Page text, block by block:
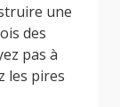
une
des
pas à
les pires